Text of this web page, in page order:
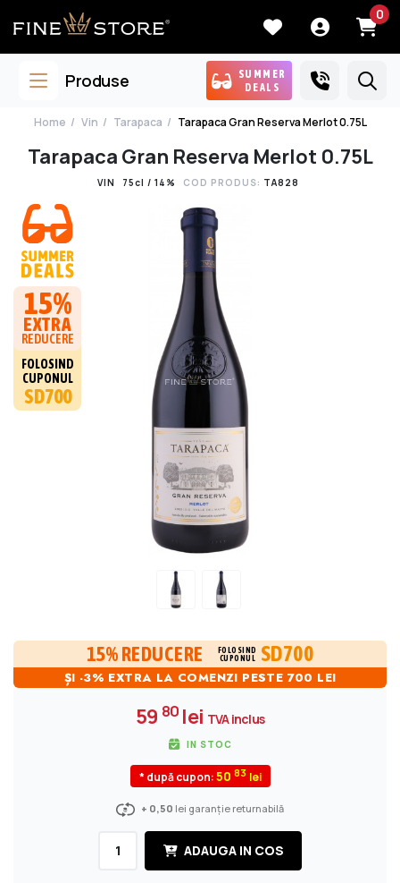
0
Produse
SUMMER
DEALS
Home Vin Tarapaca Tarapaca Gran Reserva Merlot 0.75L
Tarapaca Gran Reserva Merlot 0.75L
VIN 75cl / 14% COD PRODUS: TA828
15%
EXTRA
REDUCERE
FOLOSIND
CUPONUL
SD700
15% REDUCERE
FOLOSIND
CUPONUL
SD700
ȘI -3% EXTRA LA COMENZI PESTE 700 LEI
59 80 lei TVA inclus
IN STOC
* după cupon:50 83
+ 0,50 lei garanție returnabilă
ADAUGA IN COS